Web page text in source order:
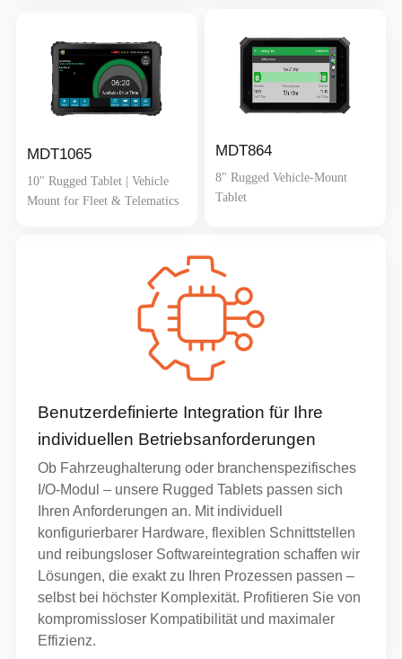
MDT1065
10" Rugged Tablet | Vehicle
Mount for Fleet & Telematics
MDT864
8" Rugged Vehicle-Mount
Tablet
Benutzerdefinierte Integration für Ihre
individuellen Betriebsanforderungen
Ob Fahrzeughalterung oder branchenspezifisches
I/O-Modul – unsere Rugged Tablets passen sich
Ihren Anforderungen an. Mit individuell
konfigurierbarer Hardware, flexiblen Schnittstellen
und reibungsloser Softwareintegration schaffen wir
Lösungen, die exakt zu Ihren Prozessen passen –
selbst bei höchster Komplexität. Profitieren Sie von
kompromissloser Kompatibilität und maximaler
Effizienz.